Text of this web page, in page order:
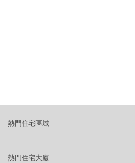
熱門住宅區域
熱門住宅大廈